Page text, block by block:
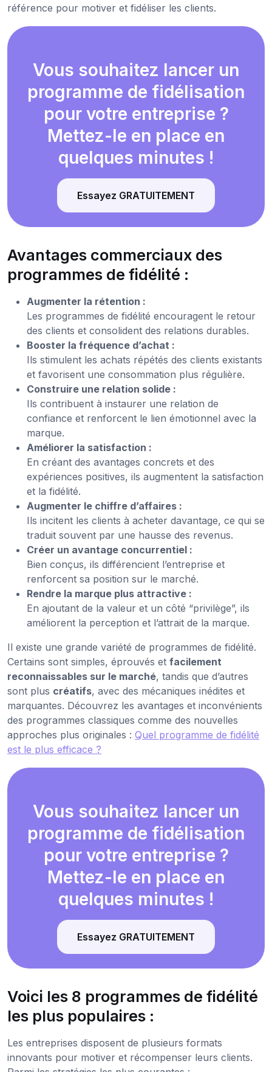
référence pour motiver et fidéliser les clients.
Vous souhaitez lancer un
programme de fidélisation
pour votre entreprise ?
Mettez-le en place en
quelques minutes !
Essayez GRATUITEMENT
Avantages commerciaux des
programmes de fidélité :
Augmenter la rétention :
Les programmes de fidélité encouragent le retour
des clients et consolident des relations durables.
Booster la fréquence d’achat :
Ils stimulent les achats répétés des clients existants
et favorisent une consommation plus régulière.
Construire une relation solide :
Ils contribuent à instaurer une relation de
confiance et renforcent le lien émotionnel avec la
marque.
Améliorer la satisfaction :
En créant des avantages concrets et des
expériences positives, ils augmentent la satisfaction
et la fidélité.
Augmenter le chiffre d’affaires :
Ils incitent les clients à acheter davantage, ce qui se
traduit souvent par une hausse des revenus.
Créer un avantage concurrentiel :
Bien conçus, ils différencient l’entreprise et
renforcent sa position sur le marché.
Rendre la marque plus attractive :
En ajoutant de la valeur et un côté “privilège”, ils
améliorent la perception et l’attrait de la marque.
Il existe une grande variété de programmes de fidélité.
Certains sont simples, éprouvés et facilement
reconnaissables sur le marché, tandis que d’autres
sont plus créatifs, avec des mécaniques inédites et
marquantes. Découvrez les avantages et inconvénients
des programmes classiques comme des nouvelles
approches plus originales : Quel programme de fidélité
est le plus efficace ?
Vous souhaitez lancer un
programme de fidélisation
pour votre entreprise ?
Mettez-le en place en
quelques minutes !
Essayez GRATUITEMENT
Voici les 8 programmes de fidélité
les plus populaires :
Les entreprises disposent de plusieurs formats
innovants pour motiver et récompenser leurs clients.